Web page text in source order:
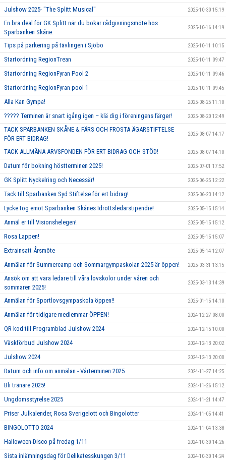
Julshow 2025- "The Splitt Musical" 2025-10-30 15:19
En bra deal för GK Splitt när du bokar rådgivningsmöte hos
Sparbanken Skåne.
2025-10-16 14:19
Tips på parkering på tävlingen i Sjöbo 2025-10-11 10:15
Startordning RegionTrean 2025-10-11 09:47
Startordning RegionFyran Pool 2 2025-10-11 09:46
Startordning RegionFyran pool 1 2025-10-11 09:45
Alla Kan Gympa! 2025-08-25 11:10
????? Terminen är snart igång igen – klä dig i föreningens färger! 2025-08-20 12:49
TACK SPARBANKEN SKÅNE & FÄRS OCH FROSTA ÄGARSTIFTELSE
FÖR ERT BIDRAG!
2025-08-07 14:17
TACK ALLMÄNA ARVSFONDEN FÖR ERT BIDRAG OCH STÖD! 2025-08-07 14:10
Datum för bokning höstterminen 2025! 2025-07-01 17:52
GK Splitt Nyckelring och Necessär! 2025-06-25 12:22
Tack till Sparbanken Syd Stiftelse för ert bidrag! 2025-06-23 14:12
Lycke tog emot Sparbanken Skånes Idrottsledarstipendie! 2025-05-15 15:14
Anmäl er till Visionshelegen! 2025-05-15 15:12
Rosa Lappen! 2025-05-15 15:07
Extrainsatt Årsmöte 2025-05-14 12:07
Anmälan för Summercamp och Sommargympaskolan 2025 är öppen! 2025-03-31 13:15
Ansök om att vara ledare till våra lovskolor under våren och
sommaren 2025!
2025-03-13 14:39
Anmälan för Sportlovsgympaskola öppen!! 2025-01-15 14:10
Anmälan för tidigare medlemmar ÖPPEN! 2024-12-27 08:00
QR kod till Programblad Julshow 2024 2024-12-15 10:00
Väskförbud Julshow 2024 2024-12-13 20:02
Julshow 2024 2024-12-13 20:00
Datum och info om anmälan - Vårterminen 2025 2024-11-27 14:25
Bli tränare 2025! 2024-11-26 15:12
Ungdomsstyrelse 2025 2024-11-21 14:47
Priser Julkalender, Rosa Sverigelott och Bingolotter 2024-11-05 14:41
BINGOLOTTO 2024 2024-11-04 13:38
Halloween-Disco på fredag 1/11 2024-10-30 14:26
Sista inlämningsdag för Delikatesskungen 3/11 2024-10-30 14:24